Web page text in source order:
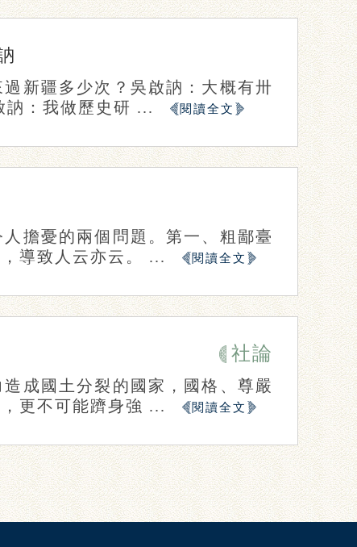
新疆多少次？吳啟訥：大概有卅
訥：我做歷史研 ...
閱讀全文
擔憂的兩個問題。第一、粗鄙臺
導致人云亦云。 ...
閱讀全文
社論
成國土分裂的國家，國格、尊嚴
更不可能躋身強 ...
閱讀全文